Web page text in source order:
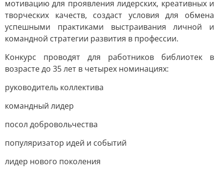
мотивацию для проявления лидерских, креативных и
творческих качеств, создаст условия для обмена
успешными практиками выстраивания личной и
командной стратегии развития в профессии.
Конкурс проводят для работников библиотек в
возрасте до 35 лет в четырех номинациях:
руководитель коллектива
командный лидер
посол добровольчества
популяризатор идей и событий
лидер нового поколения